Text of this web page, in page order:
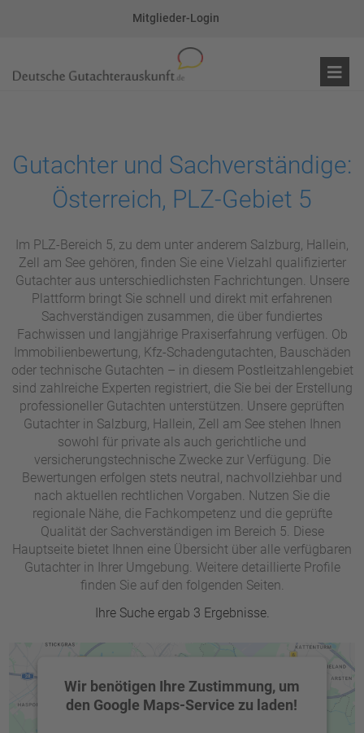
Mitglieder-Login
Gutachter und Sachverständige:
Österreich, PLZ-Gebiet 5
Im PLZ-Bereich 5, zu dem unter anderem Salzburg, Hallein,
Zell am See gehören, finden Sie eine Vielzahl qualifizierter
Gutachter aus unterschiedlichsten Fachrichtungen. Unsere
Plattform bringt Sie schnell und direkt mit erfahrenen
Sachverständigen zusammen, die über fundiertes
Fachwissen und langjährige Praxiserfahrung verfügen. Ob
Immobilienbewertung, Kfz-Schadengutachten, Bauschäden
oder technische Gutachten – in diesem Postleitzahlengebiet
sind zahlreiche Experten registriert, die Sie bei der Erstellung
professioneller Gutachten unterstützen. Unsere geprüften
Gutachter in Salzburg, Hallein, Zell am See stehen Ihnen
sowohl für private als auch gerichtliche und
versicherungstechnische Zwecke zur Verfügung. Die
Bewertungen erfolgen stets neutral, nachvollziehbar und
nach aktuellen rechtlichen Vorgaben. Nutzen Sie die
regionale Nähe, die Fachkompetenz und die geprüfte
Qualität der Sachverständigen im Bereich 5. Diese
Hauptseite bietet Ihnen eine Übersicht über alle verfügbaren
Gutachter in Ihrer Umgebung. Weitere detaillierte Profile
finden Sie auf den folgenden Seiten.
Ihre Suche ergab 3 Ergebnisse.
Wir benötigen Ihre Zustimmung, um
den Google Maps-Service zu laden!